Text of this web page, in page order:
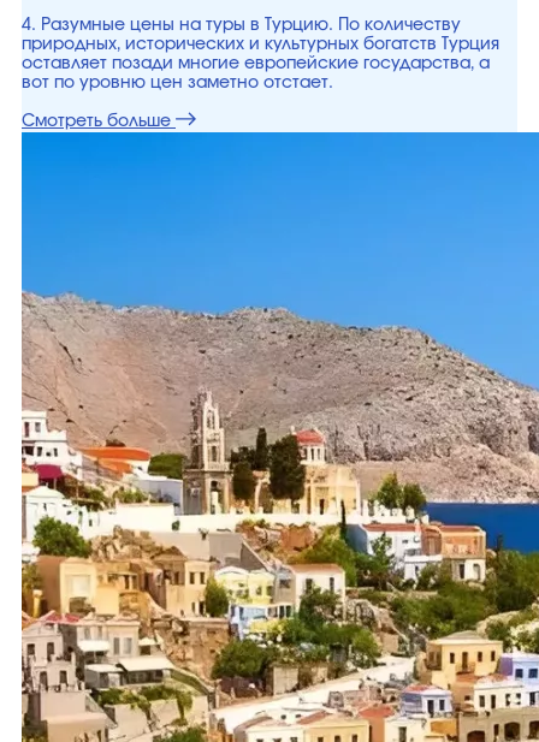
4. Разумные цены на туры в Турцию. По количеству
природных, исторических и культурных богатств Турция
оставляет позади многие европейские государства, а
вот по уровню цен заметно отстает.
Смотреть больше